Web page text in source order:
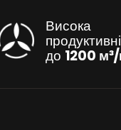
Висока
до 1200